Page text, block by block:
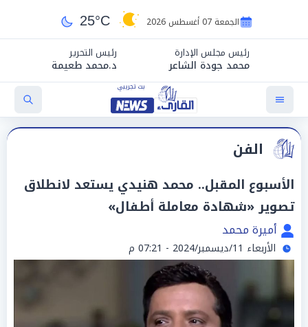
الجمعة 07 أغسطس 2026 25°C
رئيس مجلس الإدارة
محمد جودة الشاعر
رئيس التحرير
د.محمد طعيمة
الفن
الأسبوع المقبل.. محمد هنيدي يستعد لانطلاق
تصوير «شهادة معاملة أطفال»
أميرة محمد
الأربعاء 11/ديسمبر/2024 - 07:21 م